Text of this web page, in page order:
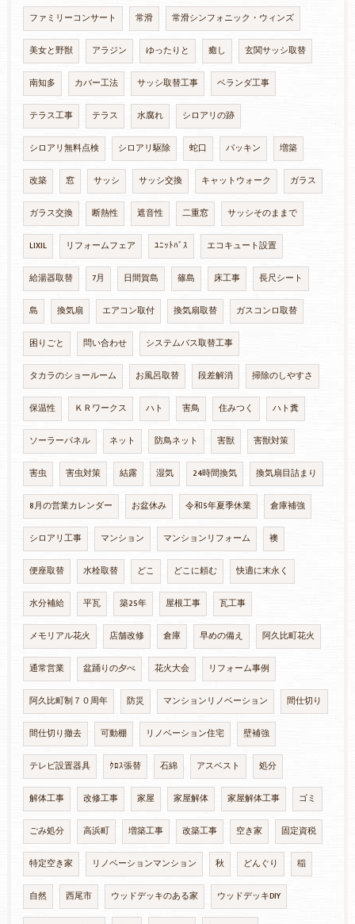
ファミリーコンサート 常滑 常滑シンフォニック・ウィンズ
美女と野獣 アラジン ゆったりと 癒し 玄関サッシ取替
南知多 カバー工法 サッシ取替工事 ベランダ工事
テラス工事 テラス 水腐れ シロアリの跡
シロアリ無料点検 シロアリ駆除 蛇口 パッキン 増築
改築 窓 サッシ サッシ交換 キャットウォーク ガラス
ガラス交換 断熱性 遮音性 二重窓 サッシそのままで
LIXIL リフォームフェア ﾕﾆｯﾄﾊﾞｽ エコキュート設置
給湯器取替 7月 日間賀島 篠島 床工事 長尺シート
島 換気扇 エアコン取付 換気扇取替 ガスコンロ取替
困りごと 問い合わせ システムバス取替工事
タカラのショールーム お風呂取替 段差解消 掃除のしやすさ
保温性 ＫＲワークス ハト 害鳥 住みつく ハト糞
ソーラーパネル ネット 防鳥ネット 害獣 害獣対策
害虫 害虫対策 結露 湿気 24時間換気 換気扇目詰まり
8月の営業カレンダー お盆休み 令和5年夏季休業 倉庫補強
シロアリ工事 マンション マンションリフォーム 襖
便座取替 水栓取替 どこ どこに頼む 快適に末永く
水分補給 平瓦 築25年 屋根工事 瓦工事
メモリアル花火 店舗改修 倉庫 早めの備え 阿久比町花火
通常営業 盆踊りの夕べ 花火大会 リフォーム事例
阿久比町制７０周年 防災 マンションリノベーション 間仕切り
間仕切り撤去 可動棚 リノベーション住宅 壁補強
テレビ設置器具 ｸﾛｽ張替 石綿 アスベスト 処分
解体工事 改修工事 家屋 家屋解体 家屋解体工事 ゴミ
ごみ処分 高浜町 増築工事 改築工事 空き家 固定資税
特定空き家 リノベーションマンション 秋 どんぐり 稲
自然 西尾市 ウッドデッキのある家 ウッドデッキDIY